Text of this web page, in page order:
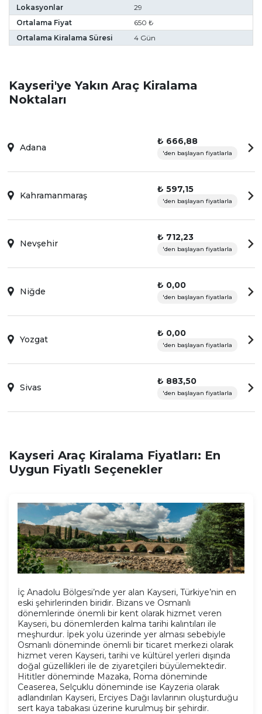
Lokasyonlar
29
Ortalama Fiyat
650 ₺
Ortalama Kiralama Süresi
4 Gün
Kayseri'ye Yakın Araç Kiralama
Noktaları
Adana
₺ 666,88
'den başlayan fiyatlarla
Kahramanmaraş
₺ 597,15
'den başlayan fiyatlarla
Nevşehir
₺ 712,23
'den başlayan fiyatlarla
Niğde
₺ 0,00
'den başlayan fiyatlarla
Yozgat
₺ 0,00
'den başlayan fiyatlarla
Sivas
₺ 883,50
'den başlayan fiyatlarla
Kayseri Araç Kiralama Fiyatları: En
Uygun Fiyatlı Seçenekler
İç Anadolu Bölgesi’nde yer alan Kayseri, Türkiye’nin en
eski şehirlerinden biridir. Bizans ve Osmanlı
dönemlerinde önemli bir kent olarak hizmet veren
Kayseri, bu dönemlerden kalma tarihi kalıntıları ile
meşhurdur. İpek yolu üzerinde yer alması sebebiyle
Osmanlı döneminde önemli bir ticaret merkezi olarak
hizmet veren Kayseri, tarihi ve kültürel yerleri dışında
doğal güzellikleri ile de ziyaretçileri büyülemektedir.
Hititler döneminde Mazaka, Roma döneminde
Ceaserea, Selçuklu döneminde ise Kayzeria olarak
adlandırılan Kayseri, Erciyes Dağı lavlarının oluşturduğu
sert kaya tabakası üzerine kurulmuş bir şehirdir.